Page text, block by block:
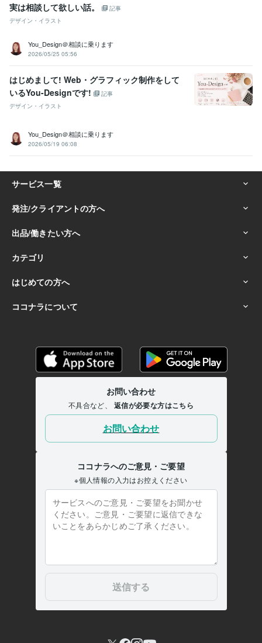
実は相談して欲しい話。
記事
デザイン・イラスト
You_Design＠相談に乗ります
2026/05/25 05:56
はじめまして! Web・グラフィック制作をして
いるYou-Designです!
記事
デザイン・イラスト
You_Design＠相談に乗ります
2026/05/19 06:08